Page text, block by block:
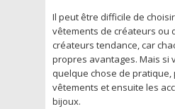
Il peut être difficile de
vêtements de créateurs ou
créateurs tendance, car
propres avantages. Mais si
quelque chose de pratique,
vêtements et ensuite les
bijoux.